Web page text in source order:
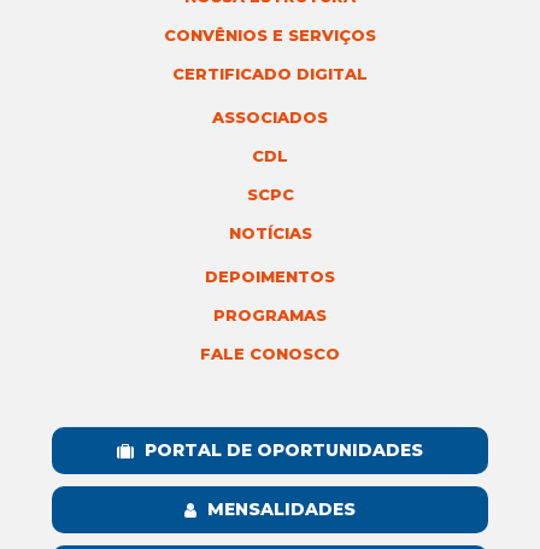
CONVÊNIOS E SERVIÇOS
CERTIFICADO DIGITAL
ASSOCIADOS
CDL
SCPC
NOTÍCIAS
DEPOIMENTOS
PROGRAMAS
FALE CONOSCO
PORTAL DE OPORTUNIDADES
MENSALIDADES